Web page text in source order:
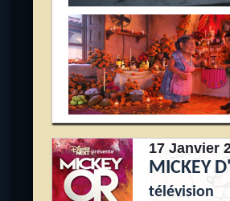
17 Janvier
MICKEY
télévision